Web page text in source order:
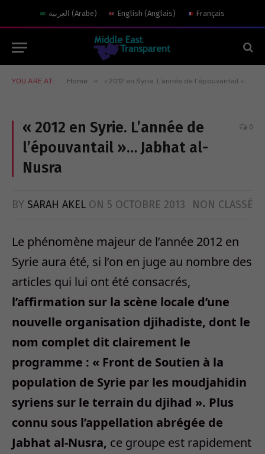
العربية (Arabe) English (Anglais) Français
YOU ARE AT: Home » « 2012 en Syrie. L’année de l’épouvantail »… Jabhat al-Nusra
« 2012 en Syrie. L’année de
l’épouvantail »… Jabhat al-
Nusra
0
BY SARAH AKEL ON 5 OCTOBRE 2013 NON CLASSÉ
Le phénomène majeur de l’année 2012 en
Syrie aura été, si l’on en juge au nombre des
articles qui lui ont été consacrés,
l’affirmation sur la scène locale d’une
nouvelle organisation djihadiste, dont le
nom complet dit clairement le
programme : « Front de Soutien à la
population de Syrie par les moudjahidin
syriens sur le terrain du djihad ». Plus
connu sous l’appellation abrégée de
Jabhat al-Nusra, ce groupe est rapidement